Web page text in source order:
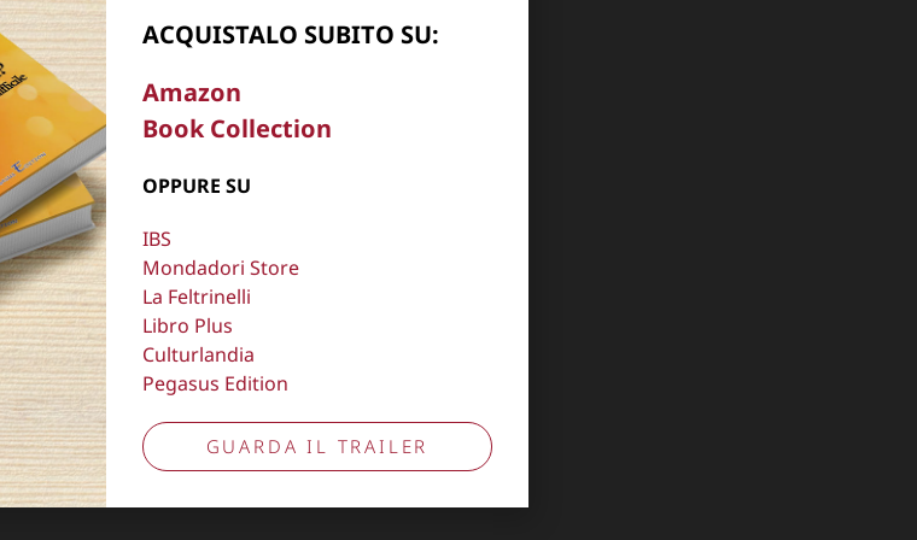
Aggiorna preferenze tracciamento
ACQUISTALO SUBITO SU:
Amazon
Book Collection
OPPURE SU
IBS
Mondadori Store
La Feltrinelli
Libro Plus
Culturlandia
Pegasus Edition
GUARDA IL TRAILER